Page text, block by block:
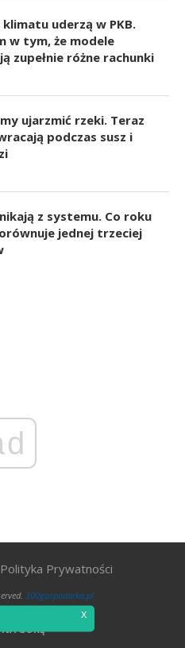
klimatu uderzą w PKB.
w tym, że modele
zupełnie różne rachunki
ujarzmić rzeki. Teraz
podczas susz i
z systemu. Co roku
jednej trzeciej
Polityka Prywatności
300gospodarka.pl
GÓRĘ
x